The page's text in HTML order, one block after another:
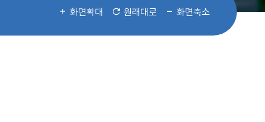
화면확대 원래대로 화면축소